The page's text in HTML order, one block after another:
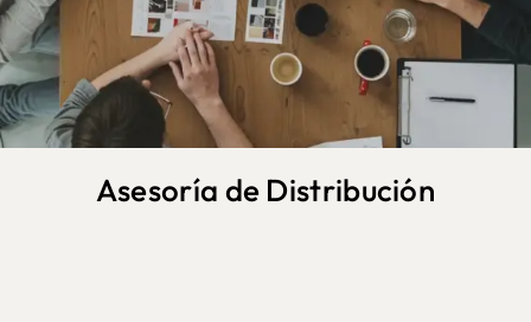
Asesoría de Distribución